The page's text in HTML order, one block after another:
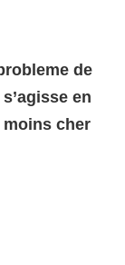
de
en
moins cher